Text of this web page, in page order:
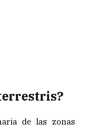
de las zonas